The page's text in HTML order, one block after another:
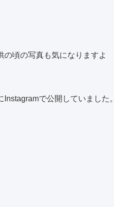
頃の写真も気になりますよ
で公開していました。